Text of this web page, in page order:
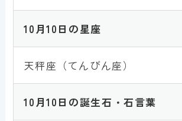
10月10 日 の星座
天秤座（てんびん座）
10月10 日 の誕生石・石言葉